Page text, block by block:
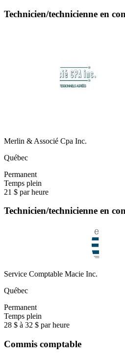
Technicien/technicienne en
Merlin & Associé Cpa Inc.
Québec
Permanent
Temps plein
21 $ par heure
Technicien/technicienne en
Service Comptable Macie Inc.
Québec
Permanent
Temps plein
28 $ à 32 $ par heure
Commis comptable